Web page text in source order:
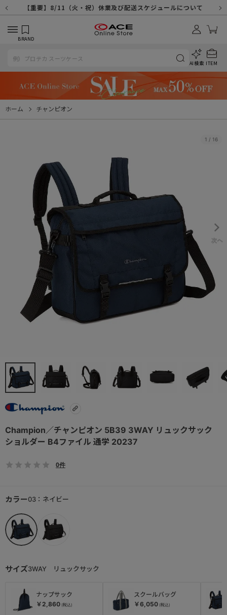
【重要】システムエラーによる出荷遅延につきまして
【重要】8/11（火・祝）休業及び配送スケジュールについて
【重要】令和８年熊本地震に伴う配送への影響について
【重要】納品書・領収書ペーパーレス化（電子化）のお知らせ
【重要】天候不良や交通状況・物量増等に伴う配送への影響について
【重要】悪質な詐欺サイトにご注意ください
【重要】各種メールが届かない場合に関しまして
【重要】お問い合わせのご対応に関しまして
【重要】SNSのなりすまし詐欺にご注意ください
BRAND
AI検索 ITEM
ホーム チャンピオン
1 / 16
Champion／チャンピオン 5B39 3WAY リュックサック
ショルダー B4ファイル 通学 20237
0件
サイズ3WAY リュックサック
ナップサック
￥2,860
スクールバッグ
￥6,050
カラー03：ネイビー